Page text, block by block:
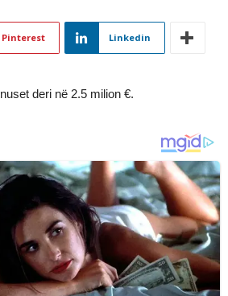
Pinterest Linkedin
deri në 2.5 milion €.